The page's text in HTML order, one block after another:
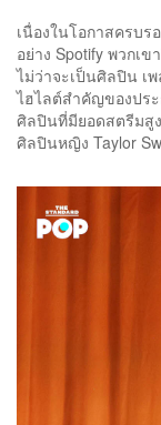
เนื่องในโอกาสครบร
อย่าง Spotify พวกเข
ไม่ว่าจะเป็นศิลปิน เ
ไฮไลต์สำคัญของปร
ศิลปินที่มียอดสตรีมสู
ศิลปินหญิง Taylor